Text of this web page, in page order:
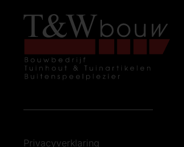
Privacyverklaring